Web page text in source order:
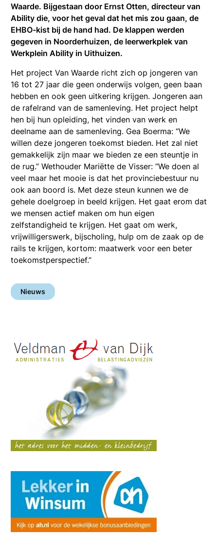
Waarde. Bijgestaan door Ernst Otten, directeur van
Ability die, voor het geval dat het mis zou gaan, de
EHBO-kist bij de hand had. De klappen werden
gegeven in Noorderhuizen, de leerwerkplek van
Werkplein Ability in Uithuizen.
Het project Van Waarde richt zich op jongeren van
16 tot 27 jaar die geen onderwijs volgen, geen baan
hebben en ook geen uitkering krijgen. Jongeren aan
de rafelrand van de samenleving. Het project helpt
hen bij hun opleiding, het vinden van werk en
deelname aan de samenleving. Gea Boerma: “We
willen deze jongeren toekomst bieden. Het zal niet
gemakkelijk zijn maar we bieden ze een steuntje in
de rug.” Wethouder Mariëtte de Visser: “We doen al
veel maar het mooie is dat het provinciebestuur nu
ook aan boord is. Met deze steun kunnen we de
gehele doelgroep in beeld krijgen. Het gaat erom dat
we mensen actief maken om hun eigen
zelfstandigheid te krijgen. Het gaat om werk,
vrijwilligerswerk, bijscholing, hulp om de zaak op de
rails te krijgen, kortom: maatwerk voor een beter
toekomstperspectief.”
Nieuws